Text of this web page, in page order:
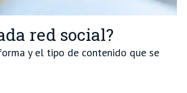
red social?
y el tipo de contenido que se